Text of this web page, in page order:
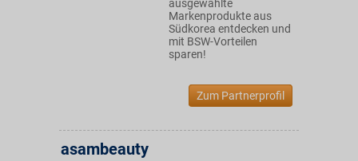
ausgewählte
Markenprodukte aus
Südkorea entdecken und
mit BSW-Vorteilen
sparen!
Zum Partnerprofil
asambeauty